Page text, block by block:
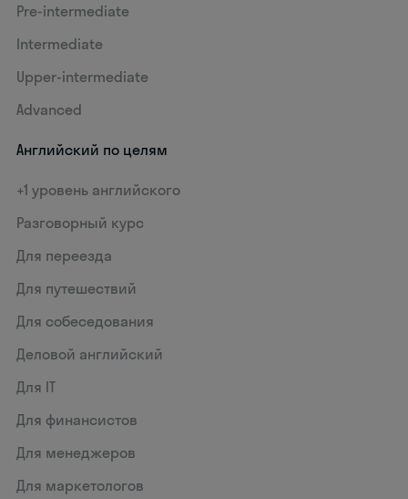
Pre-intermediate
Intermediate
Upper-intermediate
Advanced
Английский по целям
+1 уровень английского
Разговорный курс
Для переезда
Для путешествий
Для собеседования
Деловой английский
Для IT
Для финансистов
Для менеджеров
Для маркетологов